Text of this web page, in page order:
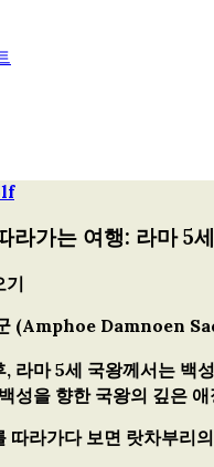
라가는 여행: 라마 5
(Amphoe Damnoen
, 라마 5세 국왕께서는 백
성을 향한 국왕의 깊은
따라가다 보면 랏차부리